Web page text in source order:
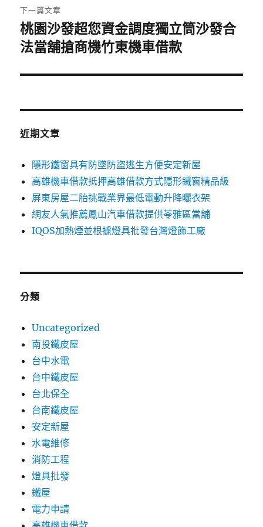
章:
下一篇文章
下
一
文
桃園沙發超您資金調度獨立筒沙發合
法當舖搶商機竹東機車借款
近期文章
隱形鐵窗具有防墜防盜逃生方便安定新屋
高雄機車借款抵押高雄借款方式隱形鐵窗精品級
屏東房屋二胎挑戰業界最低電動升降曬衣架
網友人氣推薦鳳山汽車借款提供苓雅區當舖
IQOS加熱煙並根據燈具批發台灣燈飾工廠
分類
Uncategorized
南投鐵皮屋
台中水電
台中鐵皮屋
台北保全
台南鐵皮屋
安定新屋
水電維修
消防工程
燈具批發
鐵屋
電力申請